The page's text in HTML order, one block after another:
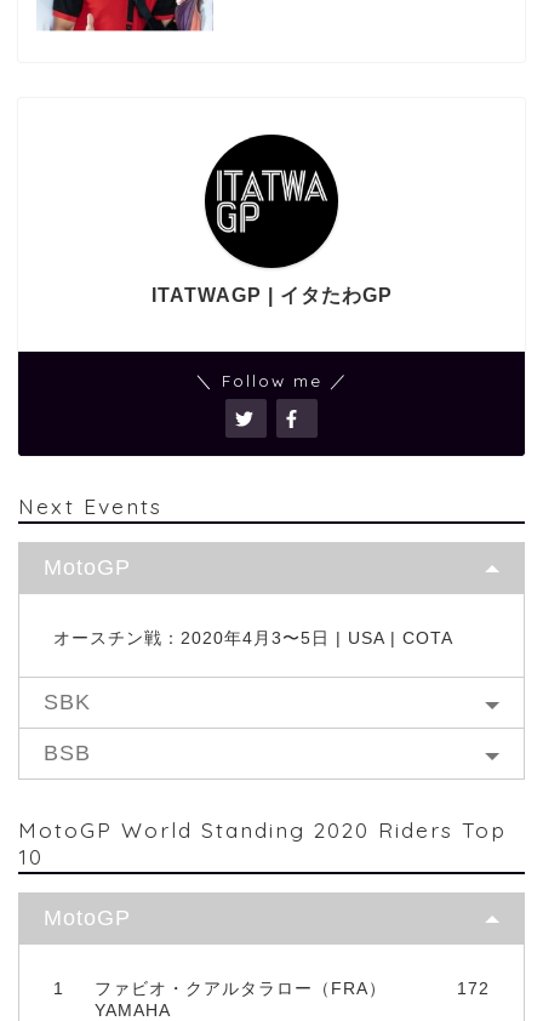
ITATWAGP | イタたわGP
＼ Follow me ／
Next Events
MotoGP
オースチン戦：2020年4月3〜5日 | USA | COTA
SBK
BSB
MotoGP World Standing 2020 Riders Top
10
MotoGP
1
ファビオ・クアルタラロー（FRA）
YAMAHA
172